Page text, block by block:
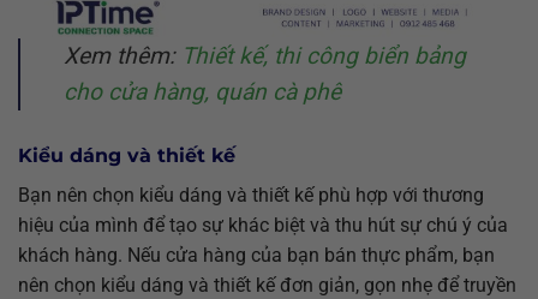
Xem thêm: Thiết kế, thi công biển bảng
cho cửa hàng, quán cà phê
Kiểu dáng và thiết kế
Bạn nên chọn kiểu dáng và thiết kế phù hợp với thương
hiệu của mình để tạo sự khác biệt và thu hút sự chú ý của
khách hàng. Nếu cửa hàng của bạn bán thực phẩm, bạn
nên chọn kiểu dáng và thiết kế đơn giản, gọn nhẹ để truyền